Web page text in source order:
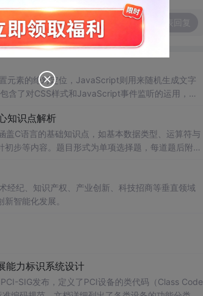
元素的绝对定位，JavaScript则用来随机生成文字
含了对CSS样式和JavaScript事件监听的运用，增
知识点解析
C语言的基础知识点，如基本数据类型、运算符与
步等内容。题目形式为单项选择题，每道题后附有
习，
真正掌握语言特性的目的。
经纪、知识产权、产业创新、科技招商等垂直领域
智能化发展。
能力标识系统设计
SIG发布，定义了PCI设备的类代码（Class Code